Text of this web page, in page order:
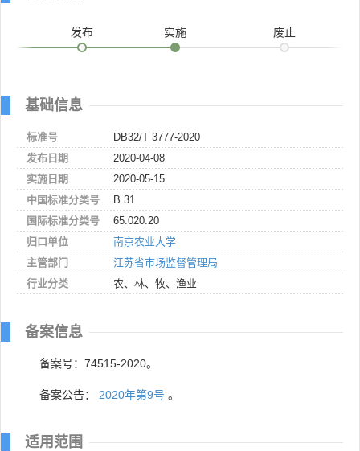
发布 实施 废止
基础信息
标准号
DB32/T 3777-2020
发布日期
2020-04-08
实施日期
2020-05-15
中国标准分类号
B 31
国际标准分类号
65.020.20
归口单位
南京农业大学
主管部门
江苏省市场监督管理局
行业分类
农、林、牧、渔业
备案信息
备案号：74515-2020。
备案公告： 2020年第9号 。
适用范围